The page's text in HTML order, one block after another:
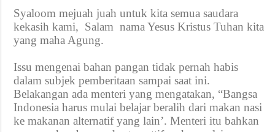
Syaloom mejuah juah untuk kita semua saudara
kekasih kami, Salam nama Yesus Kristus Tuhan kita
yang maha Agung.
Issu mengenai bahan pangan tidak pernah habis
dalam subjek pemberitaan sampai saat ini.
Belakangan ada menteri yang mengatakan, “Bangsa
Indonesia harus mulai belajar beralih dari makan nasi
ke makanan alternatif yang lain’. Menteri itu bahkan